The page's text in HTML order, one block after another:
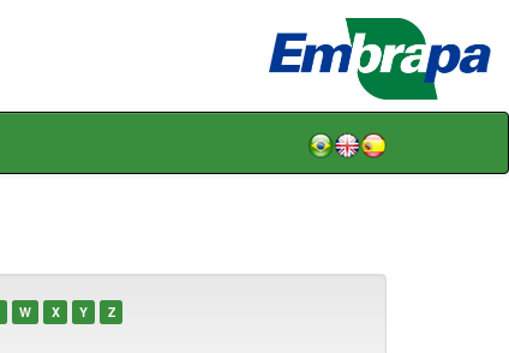
W X Y Z